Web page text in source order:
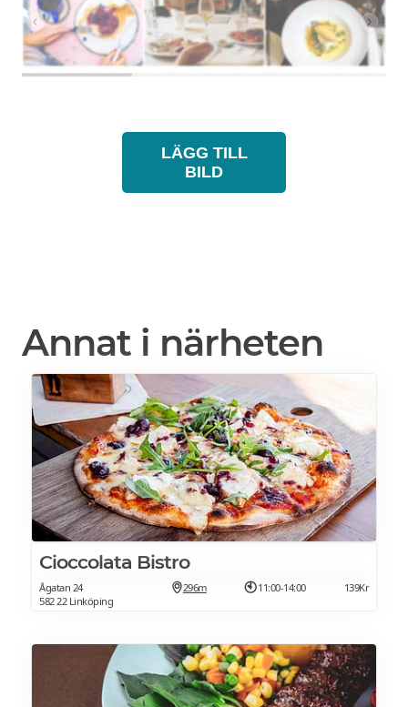
LÄGG TILL
BILD
Annat i närheten
Cioccolata Bistro
Ågatan 24
582 22 Linköping
296m 11:00-14:00 139Kr